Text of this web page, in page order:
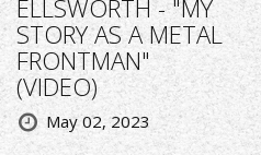
ELLSWORTH - "MY
STORY AS A METAL
FRONTMAN"
(VIDEO)
May 02, 2023